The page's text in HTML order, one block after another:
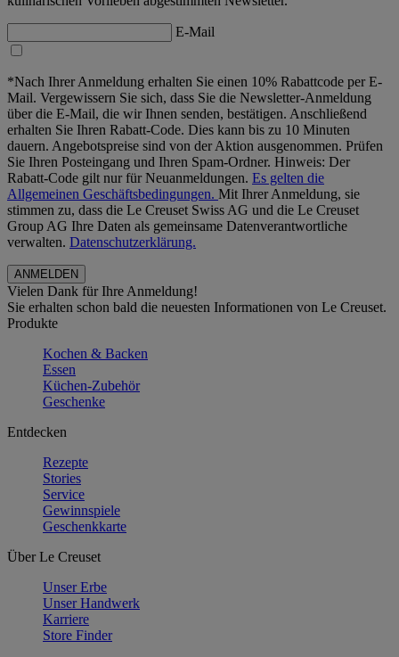
E-Mail
*Nach Ihrer Anmeldung erhalten Sie einen 10% Rabattcode per E-
Mail. Vergewissern Sie sich, dass Sie die Newsletter-Anmeldung
über die E-Mail, die wir Ihnen senden, bestätigen. Anschließend
erhalten Sie Ihren Rabatt-Code. Dies kann bis zu 10 Minuten
dauern. Angebotspreise sind von der Aktion ausgenommen. Prüfen
Sie Ihren Posteingang und Ihren Spam-Ordner. Hinweis: Der
Rabatt-Code gilt nur für Neuanmeldungen. Es gelten die
Allgemeinen Geschäftsbedingungen. Mit Ihrer Anmeldung, sie
stimmen zu, dass die Le Creuset Swiss AG und die Le Creuset
Group AG Ihre Daten als gemeinsame Datenverantwortliche
verwalten. Datenschutzerklärung.
Vielen Dank für Ihre Anmeldung!
Sie erhalten schon bald die neuesten Informationen von Le Creuset.
Produkte
Kochen & Backen
Essen
Küchen-Zubehör
Geschenke
Entdecken
Rezepte
Stories
Service
Gewinnspiele
Geschenkkarte
Über Le Creuset
Unser Erbe
Unser Handwerk
Karriere
Store Finder